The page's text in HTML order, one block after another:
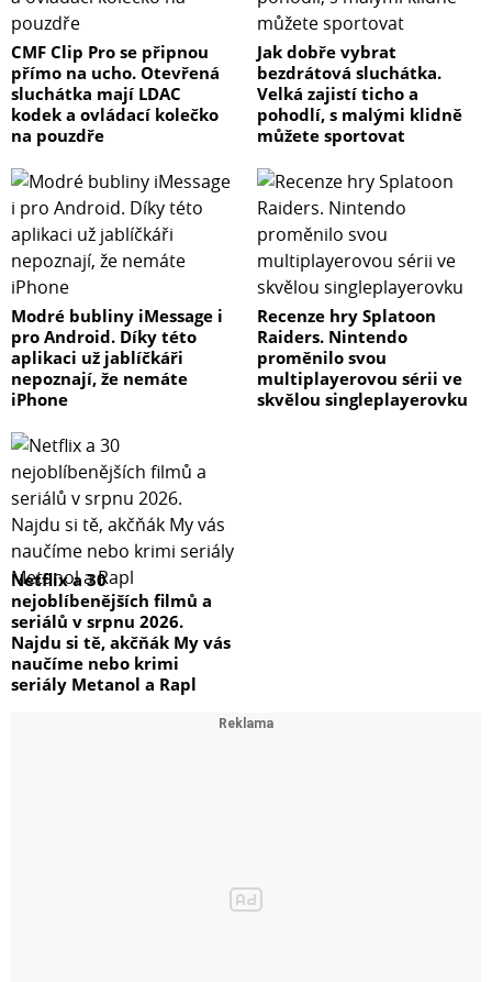
CMF Clip Pro se připnou
přímo na ucho. Otevřená
sluchátka mají LDAC
kodek a ovládací kolečko
na pouzdře
Jak dobře vybrat
bezdrátová sluchátka.
Velká zajistí ticho a
pohodlí, s malými klidně
můžete sportovat
Modré bubliny iMessage i
pro Android. Díky této
aplikaci už jablíčkáři
nepoznají, že nemáte
iPhone
Recenze hry Splatoon
Raiders. Nintendo
proměnilo svou
multiplayerovou sérii ve
skvělou singleplayerovku
Netflix a 30
nejoblíbenějších filmů a
seriálů v srpnu 2026.
Najdu si tě, akčňák My vás
naučíme nebo krimi
seriály Metanol a Rapl